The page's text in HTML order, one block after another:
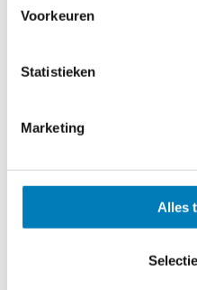
Voorkeuren
Statistieken
Marketing
Alles
worden. Bij elke functietest
Bij de functietest van
koppeling met het lichaam is
dat de bij het testen van
aan de onderzijde van
geen schok krijgt.
Bij de oudere type